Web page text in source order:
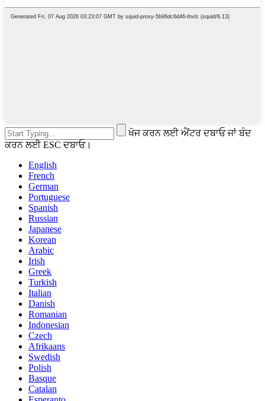
ਖੋਜ ਕਰਨ ਲਈ ਐਂਟਰ ਦਬਾਓ ਜਾਂ ਬੰਦ
ਕਰਨ ਲਈ ESC ਦਬਾਓ।
English
French
German
Portuguese
Spanish
Russian
Japanese
Korean
Arabic
Irish
Greek
Turkish
Italian
Danish
Romanian
Indonesian
Czech
Afrikaans
Swedish
Polish
Basque
Catalan